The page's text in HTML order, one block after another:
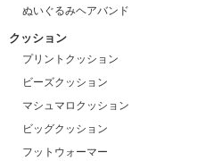
ぬいぐるみヘアバンド
クッション
プリントクッション
ビーズクッション
マシュマロクッション
ビッグクッション
フットウォーマー